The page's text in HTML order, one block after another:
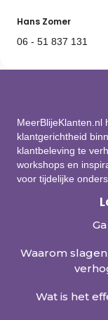
Hans Zomer
06 - 51 837 131
MeerBlijeKlanten.nl
klantgerichtheid
klantbeleving te
workshops en
voor tijdelijke
Waarom
Wat is het